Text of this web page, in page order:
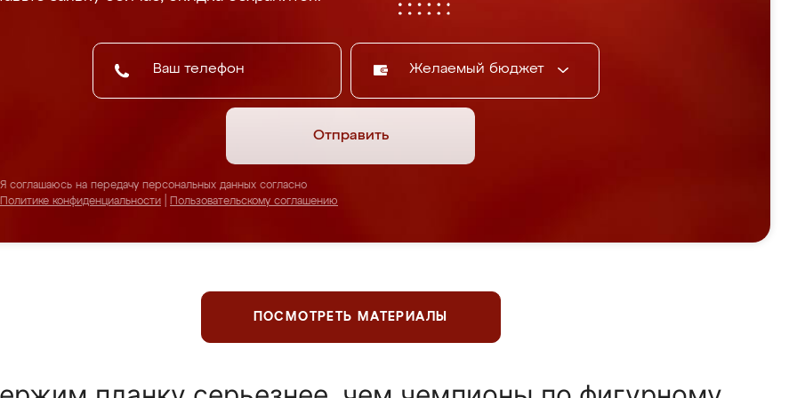
Желаемый бюджет
Отправить
Я соглашаюсь на передачу персональных данных согласно
Политике конфиденциальности
Пользовательскому соглашению
ПОСМОТРЕТЬ МАТЕРИАЛЫ